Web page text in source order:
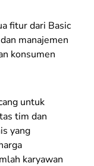
fitur dari Basic
manajemen
konsumen
untuk
tim dan
yang
karyawan